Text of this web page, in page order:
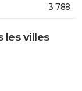
3 788
les villes